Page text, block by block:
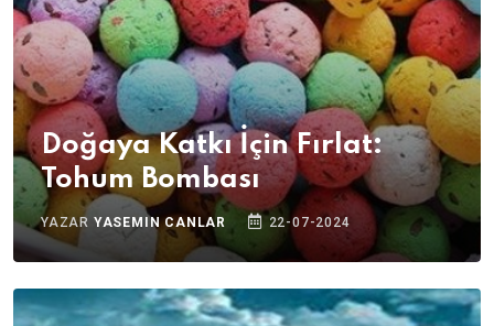
Doğaya Katkı İçin Fırlat:
Tohum Bombası
YAZAR YASEMIN CANLAR 22-07-2024